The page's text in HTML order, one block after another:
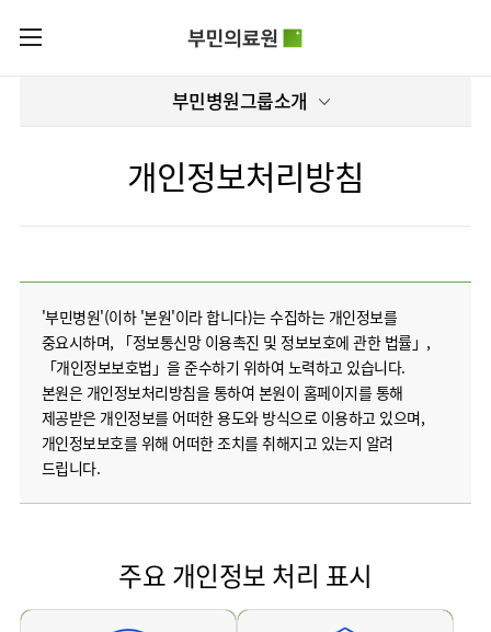
로그인
글로벌
얼라이언스
연혁
조직도
오시는길
의료진
입찰공고
부민병원
40주년
역사관
해운대부민병원
구포부민병원
부민
프레스티지
라이프케어센터
마곡
RUS
CHI
부민병원그룹소개
개인정보처리방침
'부민병원'(이하 '본원'이라 합니다)는 수집하는 개인정보를
중요시하며, 「정보통신망 이용촉진 및 정보보호에 관한 법률」,
「개인정보보호법」을 준수하기 위하여 노력하고 있습니다.
본원은 개인정보처리방침을 통하여 본원이 홈페이지를 통해
제공받은 개인정보를 어떠한 용도와 방식으로 이용하고 있으며,
개인정보보호를 위해 어떠한 조치를 취해지고 있는지 알려
드립니다.
주요 개인정보 처리 표시